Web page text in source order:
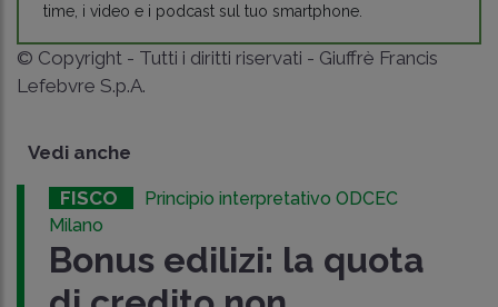
time, i video e i podcast sul tuo smartphone.
© Copyright - Tutti i diritti riservati - Giuffrè Francis
Lefebvre S.p.A.
Vedi anche
FISCO
Principio interpretativo ODCEC
Milano
Bonus edilizi: la quota